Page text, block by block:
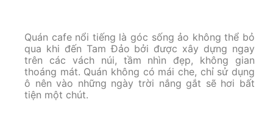
Quán cafe nổi tiếng là góc sống ảo không thể bỏ
qua khi đến Tam Đảo bởi được xây dựng ngay
trên các vách núi, tầm nhìn đẹp, không gian
thoáng mát. Quán không có mái che, chỉ sử dụng
ô nên vào những ngày trời nắng gắt sẽ hơi bất
tiện một chút.